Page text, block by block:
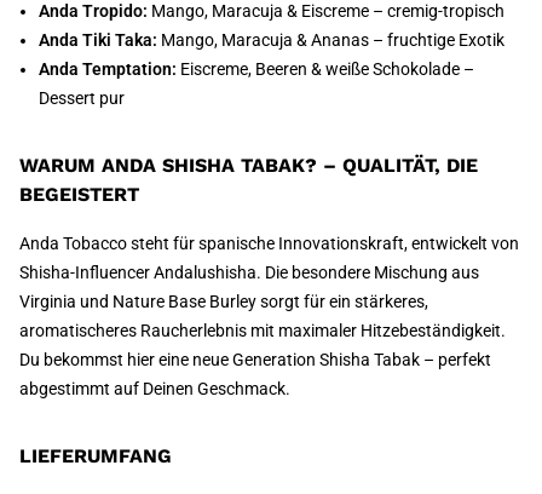
Anda Tropido: Mango, Maracuja & Eiscreme – cremig-tropisch
Anda Tiki Taka: Mango, Maracuja & Ananas – fruchtige Exotik
Anda Temptation: Eiscreme, Beeren & weiße Schokolade –
Dessert pur
WARUM ANDA SHISHA TABAK? – QUALITÄT, DIE
BEGEISTERT
Anda Tobacco steht für spanische Innovationskraft, entwickelt von
Shisha-Influencer Andalushisha. Die besondere Mischung aus
Virginia und Nature Base Burley sorgt für ein stärkeres,
aromatischeres Raucherlebnis mit maximaler Hitzebeständigkeit.
Du bekommst hier eine neue Generation Shisha Tabak – perfekt
abgestimmt auf Deinen Geschmack.
LIEFERUMFANG